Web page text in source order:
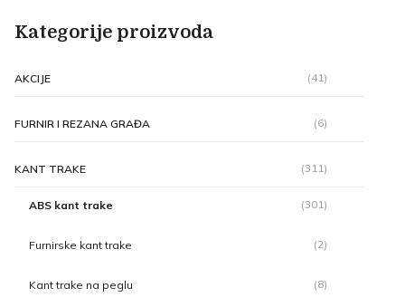
Kategorije proizvoda
AKCIJE (41)
FURNIR I REZANA GRAĐA (6)
KANT TRAKE (311)
ABS kant trake (301)
Furnirske kant trake (2)
Kant trake na peglu (8)